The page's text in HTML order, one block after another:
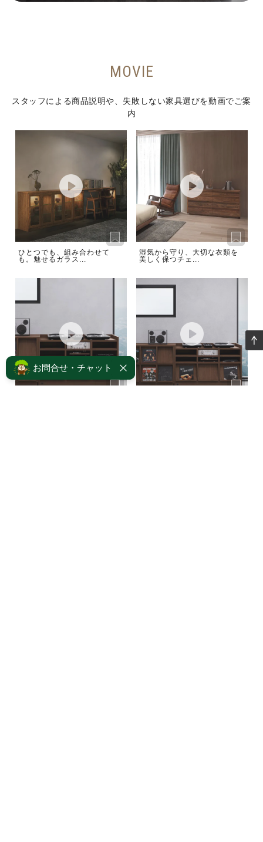
MOVIE
スタッフによる商品説明や、失敗しない家具選びを動画でご案
内
ひとつでも、組み合わせて
も。魅せるガラス...
湿気から守り、大切な衣類を
美しく保つチェ...
お問合せ・チャット